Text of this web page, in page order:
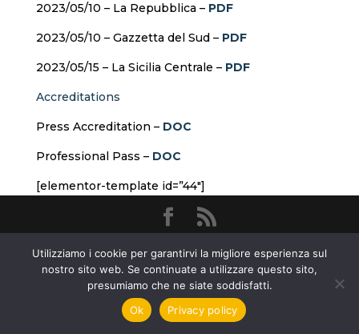
2023/05/10 – La Repubblica – PDF
2023/05/10 – Gazzetta del Sud – PDF
2023/05/15 – La Sicilia Centrale – PDF
Accreditations
Press Accreditation – DOC
Professional Pass – DOC
[elementor-template id=”44″]
Umberto 19 Taormina (ME)
Utilizziamo i cookie per garantirvi la migliore esperienza sul
nostro sito web. Se continuate a utilizzare questo sito,
presumiamo che ne siate soddisfatti.
Ok
Privacy policy